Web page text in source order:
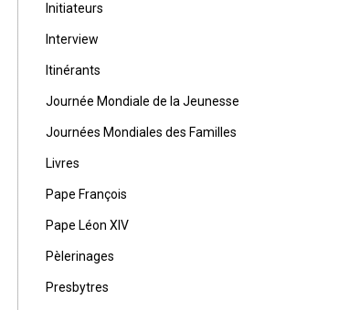
Initiateurs
Interview
Itinérants
Journée Mondiale de la Jeunesse
Journées Mondiales des Familles
Livres
Pape François
Pape Léon XIV
Pèlerinages
Presbytres